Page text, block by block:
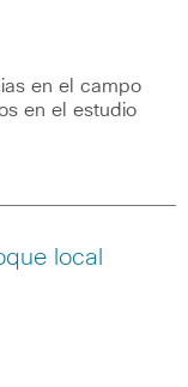
en el campo
en el estudio
local